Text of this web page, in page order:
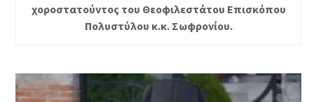
χοροστατούντος του Θεοφιλεστάτου Επισκόπου
Πολυστύλου κ.κ. Σωφρονίου.